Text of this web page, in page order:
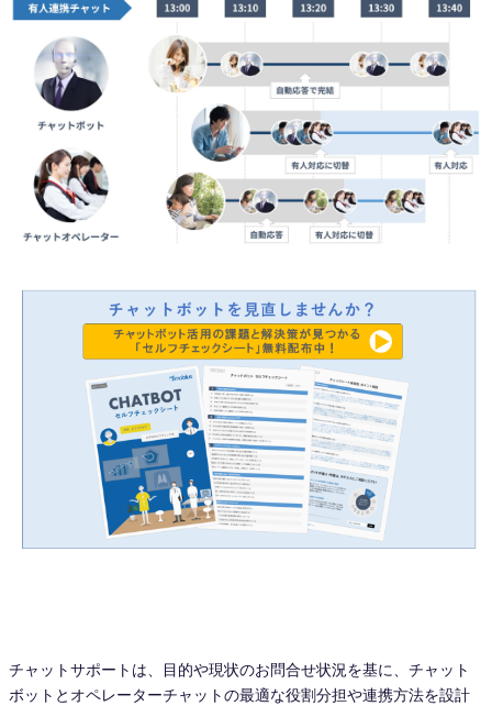
チャットサポートは、目的や現状のお問合せ状況を基に、チャット
ボットとオペレーターチャットの最適な役割分担や連携方法を設計